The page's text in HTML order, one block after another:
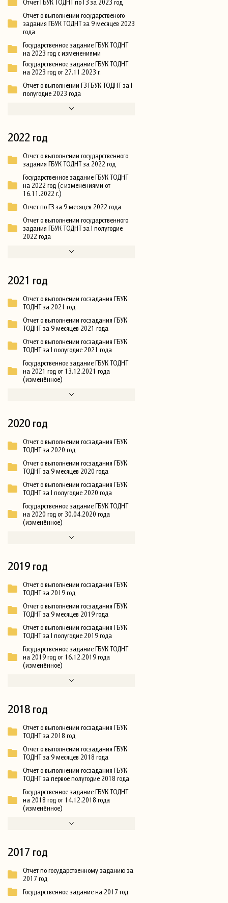
Отчет ГБУК ТОДНТ по ГЗ за 2023 год
Отчет о выполнении государственого
задания ГБУК ТОДНТ за 9 месяцев 2023
года
Государственное задание ГБУК ТОДНТ
на 2023 год с изменениями
Государственное задание ГБУК ТОДНТ
на 2023 год от 27.11.2023 г.
Отчет о выполнении ГЗ ГБУК ТОДНТ за I
полугодие 2023 года
2022 год
Отчет о выполнении государственного
задания ГБУК ТОДНТ за 2022 год
Государственное задание ГБУК ТОДНТ
на 2022 год (с изменениями от
16.11.2022 г.)
Отчет по ГЗ за 9 месяцев 2022 года
Отчет о выполнении государственного
задания ГБУК ТОДНТ за I полугодие
2022 года
2021 год
Отчет о выполнении госзадания ГБУК
ТОДНТ за 2021 год
Отчет о выполнении госзадания ГБУК
ТОДНТ за 9 месяцев 2021 года
Отчет о выполнении госзадания ГБУК
ТОДНТ за I полугодие 2021 года
Государственное задание ГБУК ТОДНТ
на 2021 год от 13.12.2021 года
(изменённое)
2020 год
Отчет о выполнении госзадания ГБУК
ТОДНТ за 2020 год
Отчет о выполнении госзадания ГБУК
ТОДНТ за 9 месяцев 2020 года
Отчет о выполнении госзадания ГБУК
ТОДНТ за I полугодие 2020 года
Государственное задание ГБУК ТОДНТ
на 2020 год от 30.04.2020 года
(изменённое)
2019 год
Отчет о выполнении госзадания ГБУК
ТОДНТ за 2019 год
Отчет о выполнении госзадания ГБУК
ТОДНТ за 9 месяцев 2019 года
Отчет о выполнении госзадания ГБУК
ТОДНТ за I полугодие 2019 года
Государственное задание ГБУК ТОДНТ
на 2019 год от 16.12.2019 года
(изменённое)
2018 год
Отчет о выполнении госзадания ГБУК
ТОДНТ за 2018 год
Отчет о выполнении госзадания ГБУК
ТОДНТ за 9 месяцев 2018 года
Отчет о выполнении госзадания ГБУК
ТОДНТ за первое полугодие 2018 года
Государственное задание ГБУК ТОДНТ
на 2018 год от 14.12.2018 года
(изменённое)
2017 год
Отчет по государственному заданию за
2017 год
Государственное задание на 2017 год